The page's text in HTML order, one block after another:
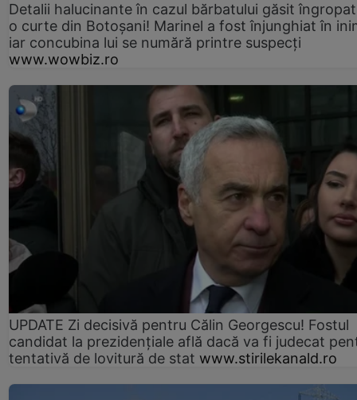
Detalii halucinante în cazul bărbatului găsit
o curte din Botoșani! Marinel a fost înjunghiat în
iar concubina lui se numără printre suspecți
www.wowbiz.ro
UPDATE Zi decisivă pentru Călin Georgescu! Fostul
candidat la prezidențiale află dacă va fi judecat
tentativă de lovitură de stat www.stirilekanald.ro